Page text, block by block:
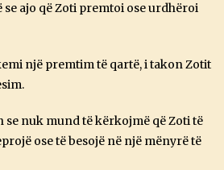
ajo që Zoti premtoi ose urdhëroi
një premtim të qartë, i takon Zotit
se nuk mund të kërkojmë që Zoti të
ose të besojë në një mënyrë të